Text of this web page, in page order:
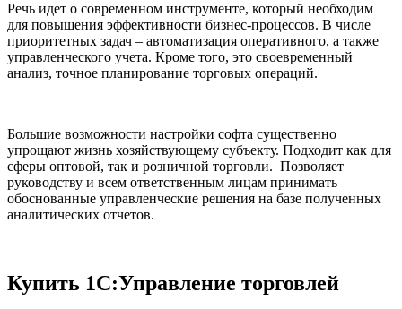
Речь идет о современном инструменте, который необходим
для повышения эффективности бизнес-процессов. В числе
приоритетных задач – автоматизация оперативного, а также
управленческого учета. Кроме того, это своевременный
анализ, точное планирование торговых операций.
Большие возможности настройки софта существенно
упрощают жизнь хозяйствующему субъекту. Подходит как для
сферы оптовой, так и розничной торговли. Позволяет
руководству и всем ответственным лицам принимать
обоснованные управленческие решения на базе полученных
аналитических отчетов.
Купить 1С:Управление торговлей